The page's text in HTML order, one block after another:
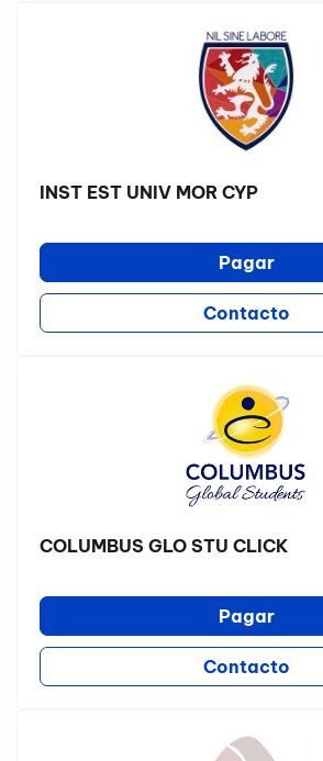
INST EST UNIV MOR CYP
Pagar
Contacto
COLUMBUS GLO STU CLICK
Pagar
Contacto